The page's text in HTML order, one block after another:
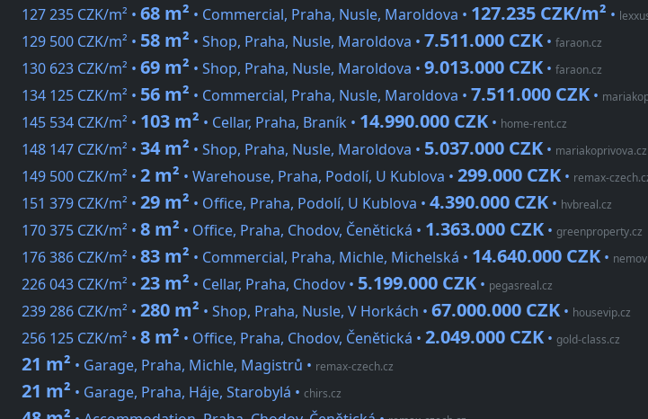
127 235 CZK/m² • 68 m² • Commercial, Praha, Nusle, Maroldova • 127.235 CZK/m² •
129 500 CZK/m² • 58 m² • Shop, Praha, Nusle, Maroldova • 7.511.000 CZK • faraon.cz
130 623 CZK/m² • 69 m² • Shop, Praha, Nusle, Maroldova • 9.013.000 CZK • faraon.cz
134 125 CZK/m² • 56 m² • Commercial, Praha, Nusle, Maroldova • 7.511.000 CZK •
145 534 CZK/m² • 103 m² • Cellar, Praha, Braník • 14.990.000 CZK • home-rent.cz
148 147 CZK/m² • 34 m² • Shop, Praha, Nusle, Maroldova • 5.037.000 CZK • mariakoprivova.cz
149 500 CZK/m² • 2 m² • Warehouse, Praha, Podolí, U Kublova • 299.000 CZK • remax-
151 379 CZK/m² • 29 m² • Office, Praha, Podolí, U Kublova • 4.390.000 CZK • hvbreal.cz
170 375 CZK/m² • 8 m² • Office, Praha, Chodov, Čenětická • 1.363.000 CZK • greenproperty.cz
176 386 CZK/m² • 83 m² • Commercial, Praha, Michle, Michelská • 14.640.000 CZK •
226 043 CZK/m² • 23 m² • Cellar, Praha, Chodov • 5.199.000 CZK • pegasreal.cz
239 286 CZK/m² • 280 m² • Shop, Praha, Nusle, V Horkách • 67.000.000 CZK • housevip.cz
256 125 CZK/m² • 8 m² • Office, Praha, Chodov, Čenětická • 2.049.000 CZK • gold-class.cz
21 m² • Garage, Praha, Michle, Magistrů • remax-czech.cz
21 m² • Garage, Praha, Háje, Starobylá • chirs.cz